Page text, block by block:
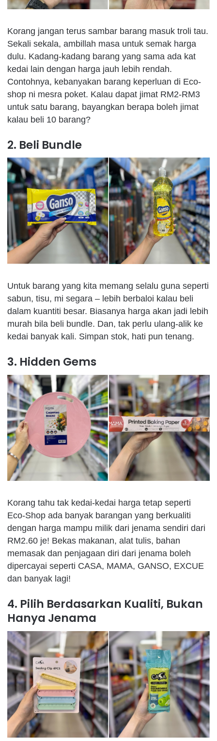
Korang jangan terus sambar barang masuk troli tau.
Sekali sekala, ambillah masa untuk semak harga
dulu. Kadang-kadang barang yang sama ada kat
kedai lain dengan harga jauh lebih rendah.
Contohnya, kebanyakan barang keperluan di Eco-
shop ni mesra poket. Kalau dapat jimat RM2-RM3
untuk satu barang, bayangkan berapa boleh jimat
kalau beli 10 barang?
2. Beli Bundle
Untuk barang yang kita memang selalu guna seperti
sabun, tisu, mi segara – lebih berbaloi kalau beli
dalam kuantiti besar. Biasanya harga akan jadi lebih
murah bila beli bundle. Dan, tak perlu ulang-alik ke
kedai banyak kali. Simpan stok, hati pun tenang.
3. Hidden Gems
Korang tahu tak kedai-kedai harga tetap seperti
Eco-Shop ada banyak barangan yang berkualiti
dengan harga mampu milik dari jenama sendiri dari
RM2.60 je! Bekas makanan, alat tulis, bahan
memasak dan penjagaan diri dari jenama boleh
dipercayai seperti CASA, MAMA, GANSO, EXCUE
dan banyak lagi!
4. Pilih Berdasarkan Kualiti, Bukan
Hanya Jenama